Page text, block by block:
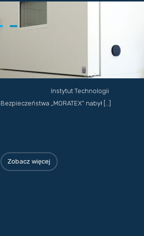
Instytut Technologii
Bezpieczeństwa „MORATEX” nabył […]
Zobacz więcej